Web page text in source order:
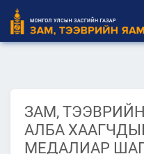
ЗАМ,
АЛБА
МЕДАЛИАР